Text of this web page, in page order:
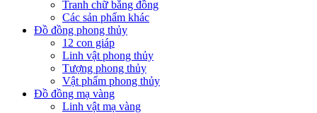
Tranh chữ bằng đồng
Các sản phẩm khác
Đồ đồng phong thủy
12 con giáp
Linh vật phong thủy
Tượng phong thủy
Vật phẩm phong thủy
Đồ đồng mạ vàng
Linh vật mạ vàng